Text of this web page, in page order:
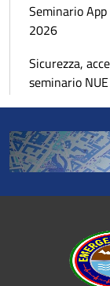
Seminario
2026
Sicurezza,
seminario